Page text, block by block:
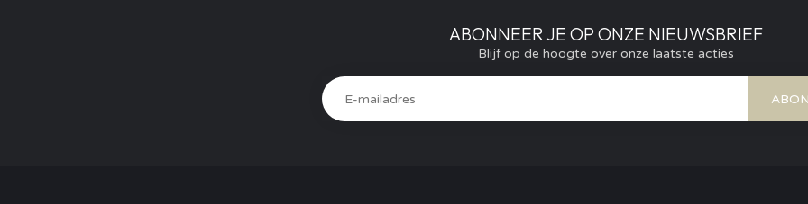
ABONNEER JE OP ONZE NIEUWSBRIEF
Blijf op de hoogte over onze laatste acties